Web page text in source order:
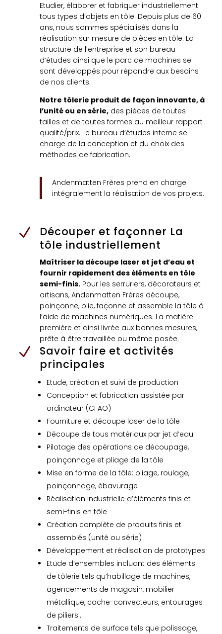
Etudier, élaborer et fabriquer industriellement
tous types d’objets en tôle. Depuis plus de 60
ans, nous sommes spécialisés dans la
réalisation sur mesure de pièces en tôle. La
structure de l’entreprise et son bureau
d’études ainsi que le parc de machines se
sont développés pour répondre aux besoins
de nos clients.
Notre tôlerie produit de façon innovante, à
l’unité ou en série,des pièces de toutes
tailles et de toutes formes au meilleur rapport
qualité/prix. Le bureau d’études interne se
charge de la conception et du choix des
méthodes de fabrication.
Andenmatten Frères prend en charge
intégralement la réalisation de vos projets.
N
Découper et façonner La
tôle industriellement
Maîtriser la découpe laser et jet d’eau et
fournir rapidement des éléments en tôle
semi-finis.Pour les serruriers, décorateurs et
artisans, Andenmatten Frères découpe,
poinçonne, plie, façonne et assemble la tôle à
l’aide de machines numériques. La matière
première et ainsi livrée aux bonnes mesures,
prête à être travaillée ou même posée.
N
Savoir faire et activités
principales
Etude, création et suivi de production
Conception et fabrication assistée par
ordinateur (CFAO)
Fourniture et découpe laser de la tôle
Découpe de tous matériaux par jet d’eau
Pilotage des opérations de découpage,
poinçonnage et pliage de la tôle
Mise en forme de la tôle: pliage, roulage,
poinçonnage, ébavurage
Réalisation industrielle d’éléments finis et
semi-finis en tôle
Création complète de produits finis et
assemblés (unité ou série)
Développement et réalisation de prototypes
Etude d’ensembles incluant des éléments
de tôlerie tels qu’habillage de machines,
agencements de magasin, mobilier
métallique, cache-convecteurs, entourages
de piliers…
Traitements de surface tels que polissage,